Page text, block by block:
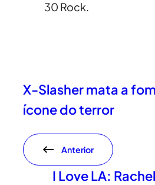
30 Rock.
X-Slasher mata a
ícone do terror
Anterior
I Love LA: